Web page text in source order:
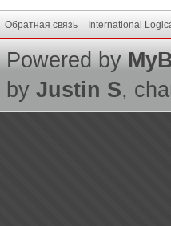
Обратная связь International
Powered by
by Justin S,